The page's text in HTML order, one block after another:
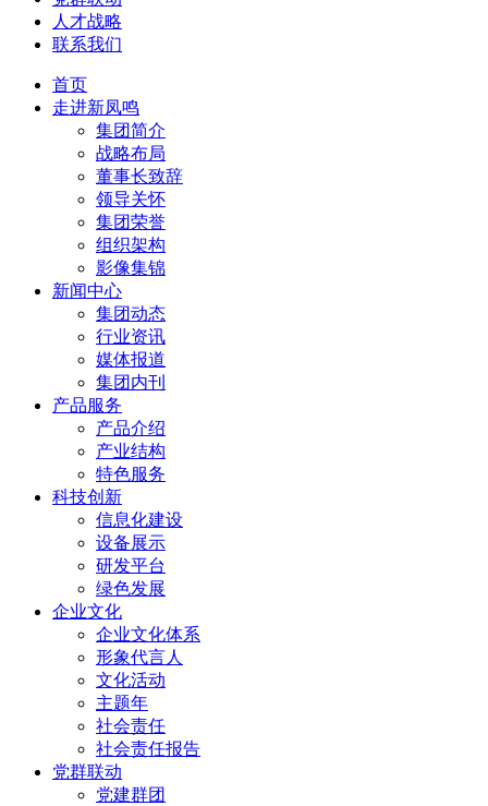
人才战略
联系我们
首页
走进新凤鸣
集团简介
战略布局
董事长致辞
领导关怀
集团荣誉
组织架构
影像集锦
新闻中心
集团动态
行业资讯
媒体报道
集团内刊
产品服务
产品介绍
产业结构
特色服务
科技创新
信息化建设
设备展示
研发平台
绿色发展
企业文化
企业文化体系
形象代言人
文化活动
主题年
社会责任
社会责任报告
党群联动
党建群团